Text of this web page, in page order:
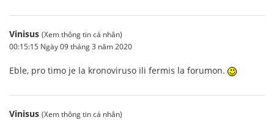
Vinisus (Xem thông tin cá nhân)
00:15:15 Ngày 09 tháng 3 năm 2020
Eble, pro timo je la kronoviruso ili fermis la forumon.
Vinisus (Xem thông tin cá nhân)